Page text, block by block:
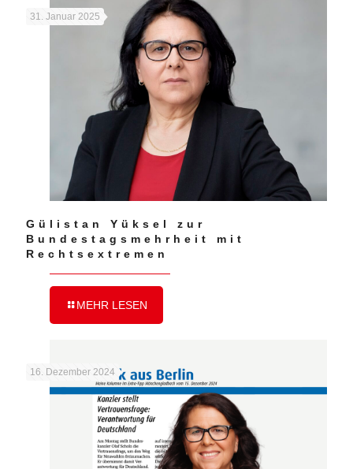
31. Januar 2025
Gülistan Yüksel zur
Bundestagsmehrheit mit
Rechtsextremen
MEHR LESEN
16. Dezember 2024